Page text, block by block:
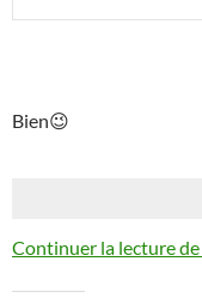
Bien😉
Continuer la lecture de